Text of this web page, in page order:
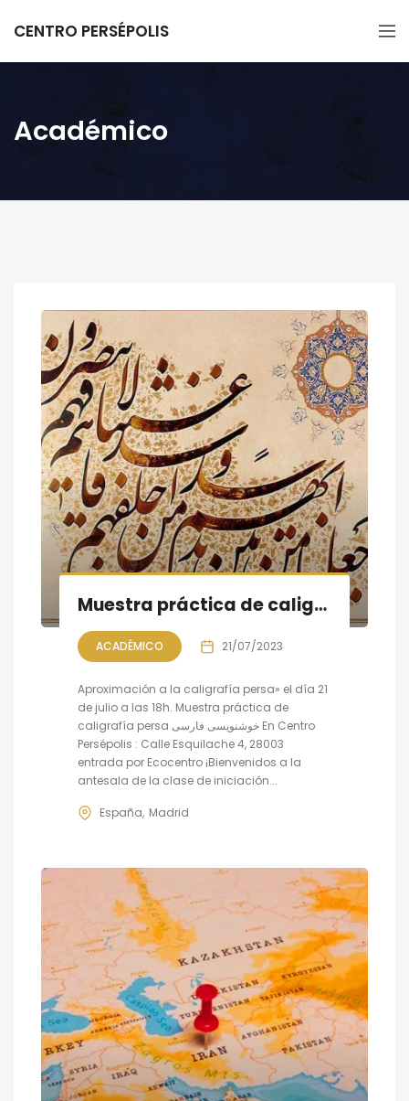
CENTRO PERSÉPOLIS
Académico
Muestra práctica de caligrafía persa
ACADÉMICO 21/07/2023
Aproximación a la caligrafía persa» el día 21
de julio a las 18h. Muestra práctica de
caligrafía persa خوشنویسی فارسی En Centro
Persépolis : Calle Esquilache 4, 28003
entrada por Ecocentro ¡Bienvenidos a la
antesala de la clase de iniciación...
España Madrid